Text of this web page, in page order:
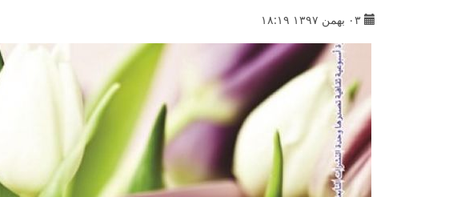
۰۳ بهمن ۱۳۹۷ ۱۸:۱۹